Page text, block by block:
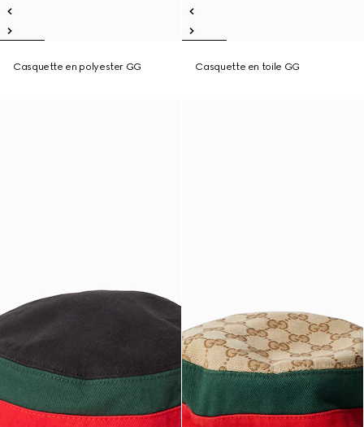
Casquette en polyester GG Casquette en toile GG